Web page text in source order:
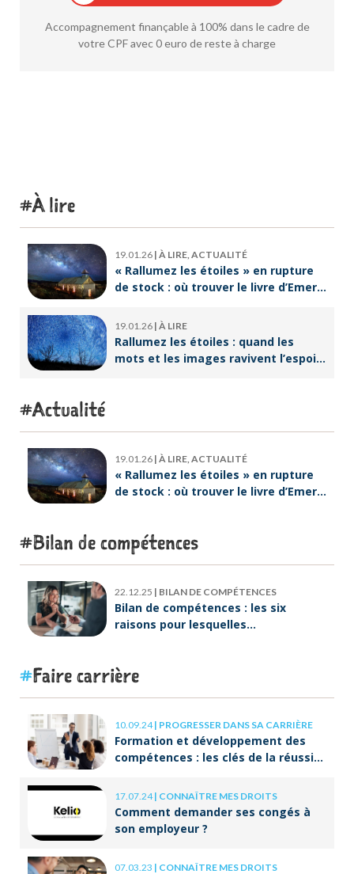
Accompagnement finançable à 100% dans le cadre de
votre CPF avec 0 euro de reste à charge
À lire
19.01.26 | À LIRE, ACTUALITÉ
« Rallumez les étoiles » en rupture
de stock : où trouver le livre d’Emeric
19.01.26 | À LIRE
Rallumez les étoiles : quand les
mots et les images ravivent l’espoir
Actualité
19.01.26 | À LIRE, ACTUALITÉ
« Rallumez les étoiles » en rupture
de stock : où trouver le livre d’Emeric
Bilan de compétences
22.12.25 | BILAN DE COMPÉTENCES
Bilan de compétences : les six
raisons pour lesquelles
Faire carrière
10.09.24| PROGRESSER DANS SA CARRIÈRE
Formation et développement des
compétences : les clés de la réussite
17.07.24| CONNAÎTRE MES DROITS
Comment demander ses congés à
son employeur ?
07.03.23 | CONNAÎTRE MES DROITS